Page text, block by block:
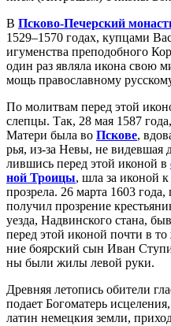
В Пско­во-Пе­чер­ский
1529–1570 го­дах, куп­ца­ми
игу­мен­ства пре­по­доб­но­го
один раз яв­ля­ла ико­на свою
мощь пра­во­слав­но­му
По мо­лит­вам пе­ред этой
слеп­цы. Так, 28 мая 1587
Ма­те­ри бы­ла во Пско­ве,
рья, из-за Невы, не ви­дев­шая
лив­шись пе­ред этой ико­ной в
ной Тро­и­цы, шла за ико­ной
про­зре­ла. 26 мар­та 1603
по­лу­чил про­зре­ние
уез­да, На­двин­ско­го ста­на,
пе­ред этой ико­ной по­чти в
ние бо­яр­ский сын Иван
ны бы­ли жи­лы ле­вой ру­ки.
Древ­няя ле­то­пись оби­те­ли
по­да­ет Бо­го­ма­терь
ла­тин немец­кия зем­ли,